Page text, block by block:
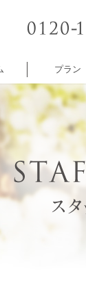
付帯設備
プラン